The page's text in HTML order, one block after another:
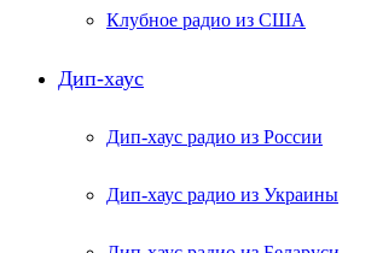
Клубное радио из США
Дип-хаус
Дип-хаус радио из России
Дип-хаус радио из Украины